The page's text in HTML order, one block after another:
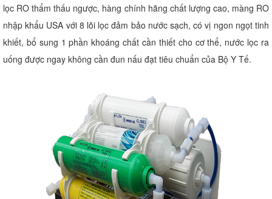
lọc RO thẩm thấu ngược, hàng chính hãng chất lượng cao, màng RO
nhập khẩu USA với 8 lõi lọc đảm bảo nước sạch, có vị ngon ngọt tinh
khiết, bổ sung 1 phần khoáng chất cần thiết cho cơ thể, nước lọc ra
uống được ngay không cần đun nấu đạt tiêu chuẩn của Bộ Y Tế.